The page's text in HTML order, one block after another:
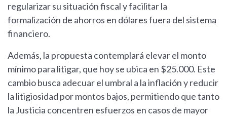
regularizar su situación fiscal y facilitar la
formalización de ahorros en dólares fuera del sistema
financiero.
Además, la propuesta contemplará elevar el monto
mínimo para litigar, que hoy se ubica en $25.000. Este
cambio busca adecuar el umbral a la inflación y reducir
la litigiosidad por montos bajos, permitiendo que tanto
la Justicia concentren esfuerzos en casos de mayor